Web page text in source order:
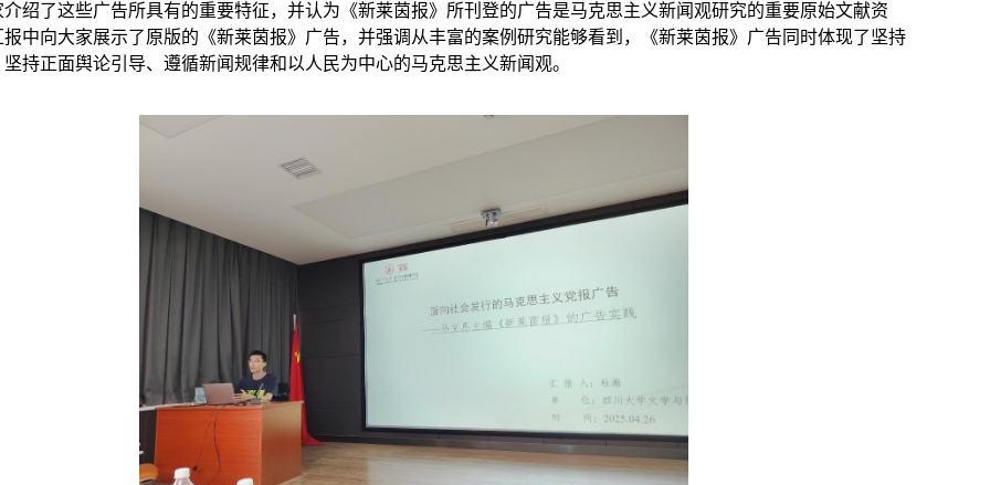
绍了这些广告所具有的重要特征，并认为《新莱茵报》所刊登的广告是马克思主义新闻观研究的重要原始文献资
中向大家展示了原版的《新莱茵报》广告，并强调从丰富的案例研究能够看到，《新莱茵报》广告同时体现了坚持
持正面舆论引导、遵循新闻规律和以人民为中心的马克思主义新闻观。